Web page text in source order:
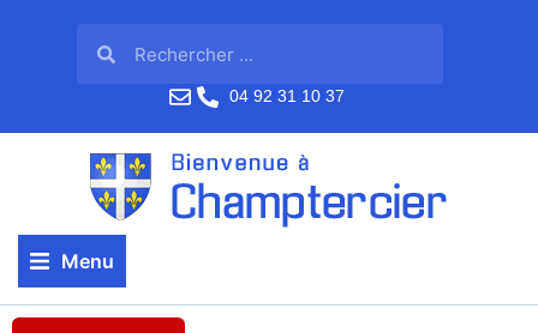
04 92 31 10 37
Menu